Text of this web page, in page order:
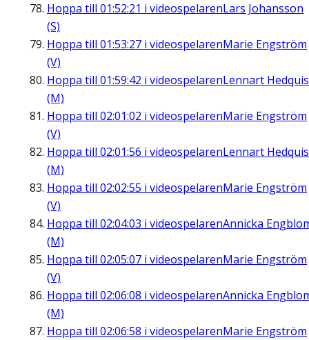
Hoppa till 01:52:21 i videospelarenLars Johansson
(S)
Hoppa till 01:53:27 i videospelarenMarie Engström
(V)
Hoppa till 01:59:42 i videospelarenLennart
(M)
Hoppa till 02:01:02 i videospelarenMarie Engström
(V)
Hoppa till 02:01:56 i videospelarenLennart
(M)
Hoppa till 02:02:55 i videospelarenMarie Engström
(V)
Hoppa till 02:04:03 i videospelarenAnnicka
(M)
Hoppa till 02:05:07 i videospelarenMarie Engström
(V)
Hoppa till 02:06:08 i videospelarenAnnicka
(M)
Hoppa till 02:06:58 i videospelarenMarie Engström